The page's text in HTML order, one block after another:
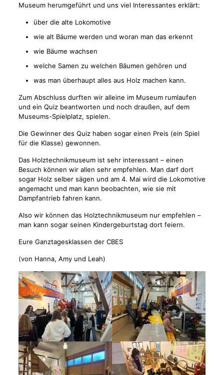
Museum herumgeführt und uns viel Interessantes erklärt:
über die alte Lokomotive
wie alt Bäume werden und woran man das erkennt
wie Bäume wachsen
welche Samen zu welchen Bäumen gehören und
was man überhaupt alles aus Holz machen kann.
Zum Abschluss durften wir alleine im Museum rumlaufen
und ein Quiz beantworten und noch draußen, auf dem
Museums-Spielplatz, spielen.
Die Gewinner des Quiz haben sogar einen Preis (ein Spiel
für die Klasse) gewonnen.
Das Holztechnikmuseum ist sehr interessant – einen
Besuch können wir allen sehr empfehlen. Man darf dort
sogar Holz selber sägen und am 4. Mai wird die Lokomotive
angemacht und man kann beobachten, wie sie mit
Dampfantrieb fahren kann.
Also wir können das Holztechnikmuseum nur empfehlen –
man kann sogar seinen Kindergeburtstag dort feiern.
Eure Ganztagesklassen der CBES
(von Hanna, Amy und Leah)